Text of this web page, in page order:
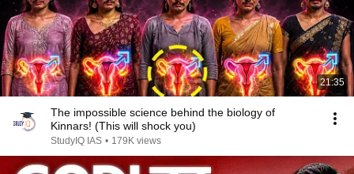
21:35
The impossible science behind the biology of
Kinnars! (This will shock you)
StudyIQ IAS • 179K views